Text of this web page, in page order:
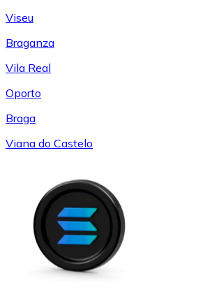
Viseu
Braganza
Vila Real
Oporto
Braga
Viana do Castelo